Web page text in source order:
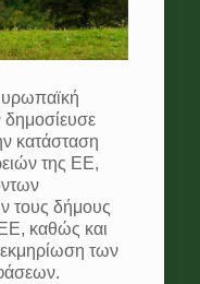
κατάσταση
της ΕΕ,
τους δήμους
ΕΕ, καθώς και
των